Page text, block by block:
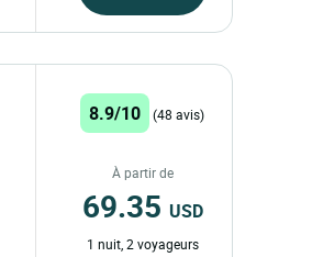
8.9/10 (48 avis)
À partir de
69.35 USD
1 nuit, 2 voyageurs